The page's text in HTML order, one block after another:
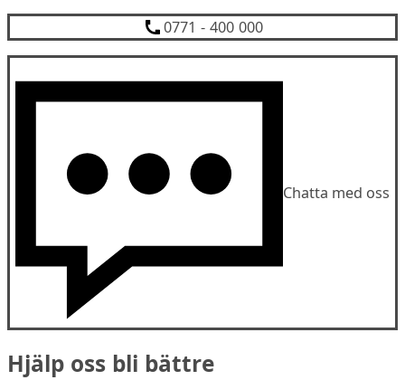
0771 - 400 000
Chatta med oss
Hjälp oss bli bättre